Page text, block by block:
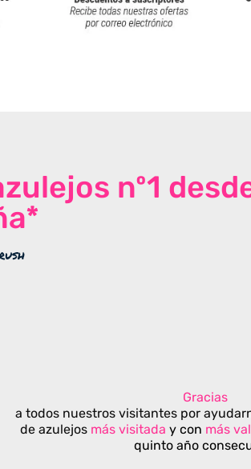
nº1
Gracias
a todos nuestros visitantes por
de azulejos más visitada y con más
quinto año